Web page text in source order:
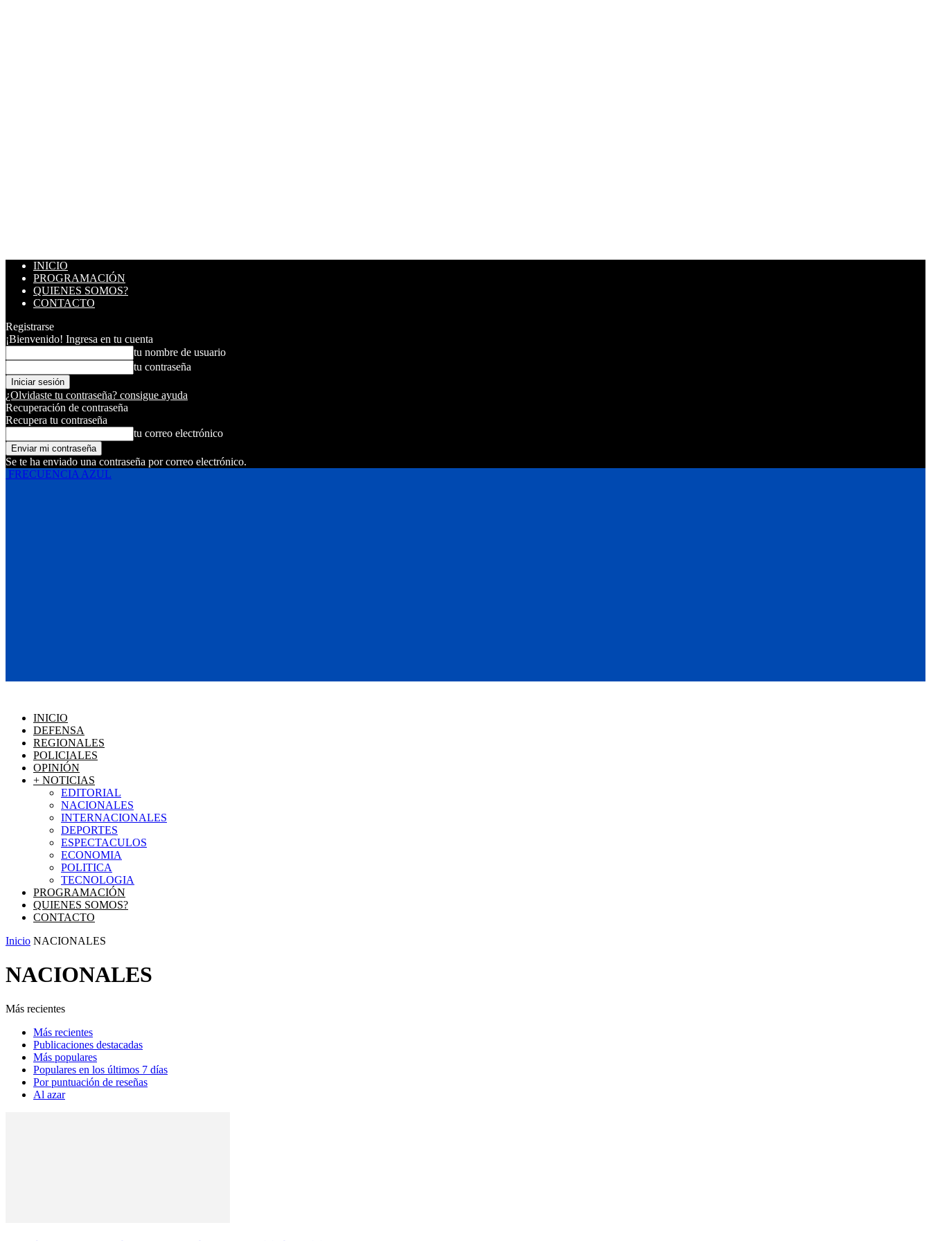
INICIO
PROGRAMACIÓN
QUIENES SOMOS?
CONTACTO
Registrarse
¡Bienvenido! Ingresa en tu cuenta
tu nombre de usuario
tu contraseña
¿Olvidaste tu contraseña? consigue ayuda
Recuperación de contraseña
Recupera tu contraseña
tu correo electrónico
Se te ha enviado una contraseña por correo electrónico.
FRECUENCIA AZUL
INICIO
DEFENSA
REGIONALES
POLICIALES
OPINIÓN
+ NOTICIAS
EDITORIAL
NACIONALES
INTERNACIONALES
DEPORTES
ESPECTACULOS
ECONOMIA
POLITICA
TECNOLOGIA
PROGRAMACIÓN
QUIENES SOMOS?
CONTACTO
Inicio NACIONALES
NACIONALES
Más recientes
Más recientes
Publicaciones destacadas
Más populares
Populares en los últimos 7 días
Por puntuación de reseñas
Al azar